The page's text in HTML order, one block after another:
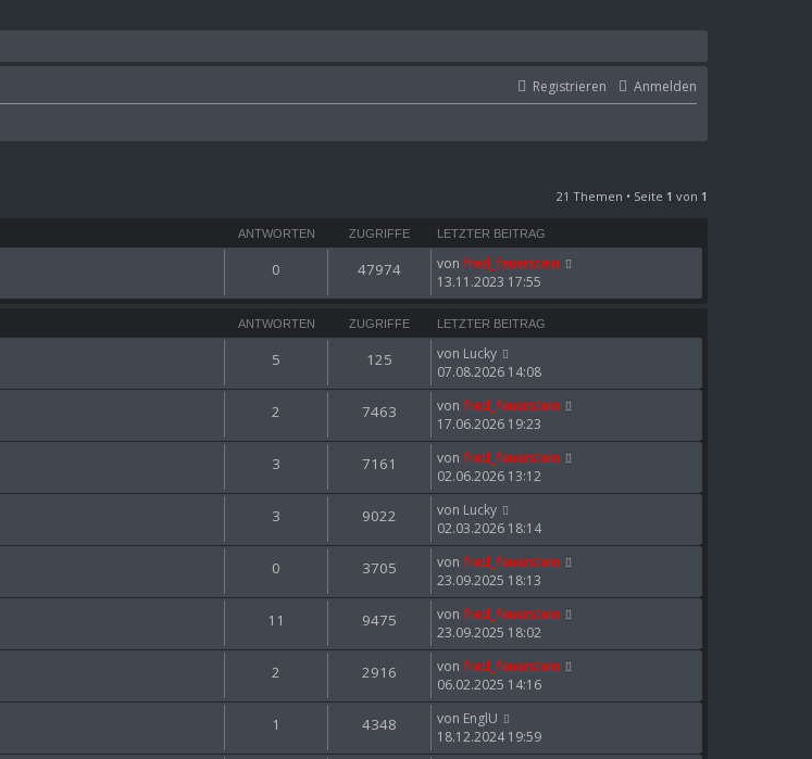
Anmelden
Registrieren
21 Themen • Seite 1 von 1
ANTWORTEN ZUGRIFFE LETZTER BEITRAG
0 47974 von fred_feuerstein
13.11.2023 17:55
ANTWORTEN ZUGRIFFE LETZTER BEITRAG
5 125 von Lucky
07.08.2026 14:08
2 7463 von fred_feuerstein
17.06.2026 19:23
3 7161 von fred_feuerstein
02.06.2026 13:12
3 9022 von Lucky
02.03.2026 18:14
0 3705 von fred_feuerstein
23.09.2025 18:13
11 9475 von fred_feuerstein
23.09.2025 18:02
2 2916 von fred_feuerstein
06.02.2025 14:16
1 4348 von EnglU
18.12.2024 19:59